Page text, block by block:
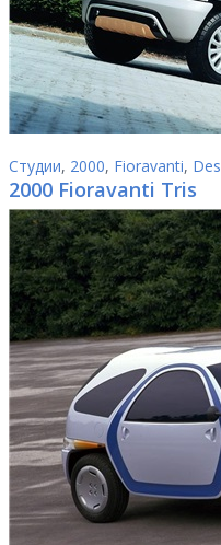
Студии, 2000, Fioravanti,
2000 Fioravanti Tris